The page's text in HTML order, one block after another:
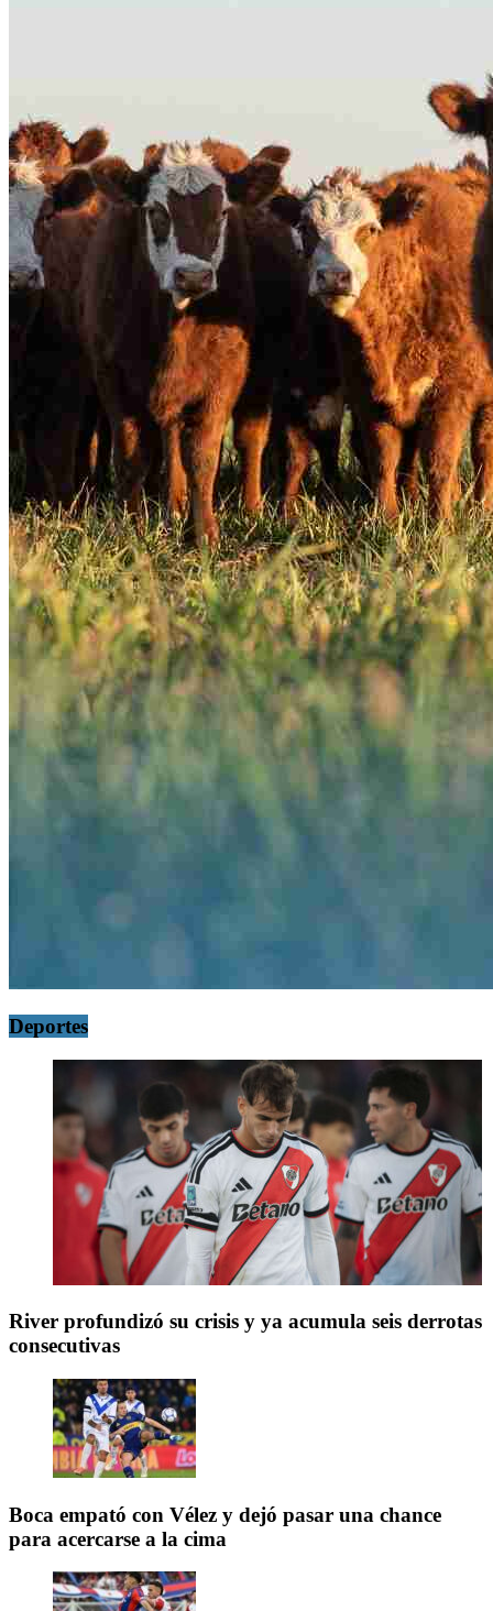
Deportes
River profundizó su crisis y ya acumula seis derrotas
consecutivas
Boca empató con Vélez y dejó pasar una chance
para acercarse a la cima